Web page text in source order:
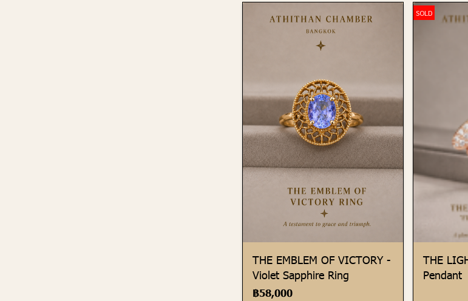
THE EMBLEM OF VICTORY -
Violet Sapphire Ring
฿58,000
SOLD
THE
Pendant